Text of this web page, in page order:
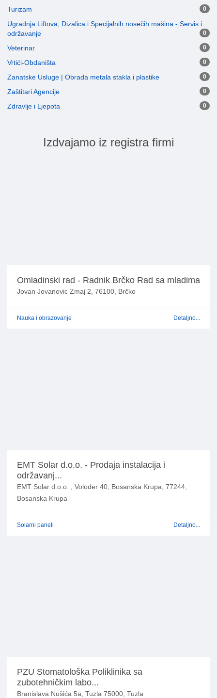
Turizam 0
Ugradnja Liftova, Dizalica i Specijalnih nosečih mašina - Servis i
održavanje
0
Veterinar 0
Vrtići-Obdaništa 0
Zanatske Usluge | Obrada metala stakla i plastike 0
Zaštitari Agencije 0
Zdravlje i Ljepota 0
Izdvajamo iz registra firmi
Omladinski rad - Radnik Brčko Rad sa mladima
Jovan Jovanovic Zmaj 2, 76100, Brčko
Nauka i obrazovanje Detaljno...
EMT Solar d.o.o. - Prodaja instalacija i
održavanj...
EMT Solar d.o.o. , Voloder 40, Bosanska Krupa, 77244,
Bosanska Krupa
Solarni paneli Detaljno...
PZU Stomatološka Poliklinika sa
zubotehničkim labo...
Branislava Nušića 5a, Tuzla 75000, Tuzla